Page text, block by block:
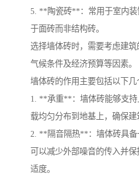
5. **陶瓷砖**：常用于室内装
于面砖而非结构砖。
选择墙体砖时，需要考虑建筑
气候条件及经济预算等因素。
墙体砖的作用主要包括以下几
1. **承重**：墙体砖能够支
载均匀分布到地基上，确保建
2. **隔音隔热**：墙体砖具备
可以减少外部噪音的传入并
适度。